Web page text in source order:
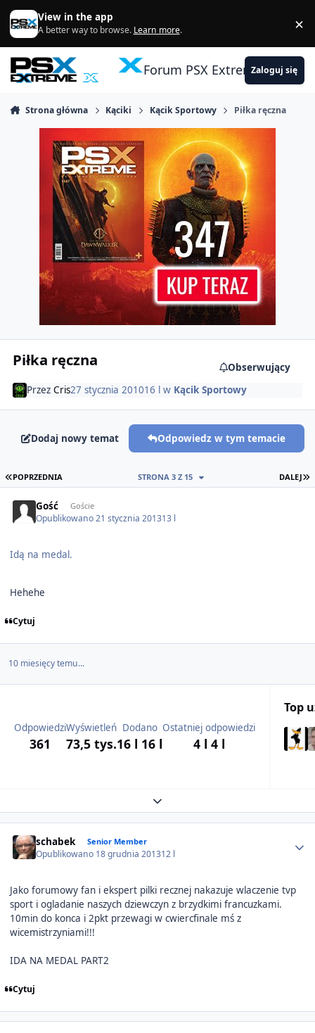
Skocz do zawartości
View in the app
A better way to browse. Learn more. ×
Forum PSX ExtremeZaloguj się
Strona główna Kąciki Kącik Sportowy Piłka ręczna
Piłka ręczna
Obserwujący
Przez Cris27 stycznia 201016 l w Kącik Sportowy
Dodaj nowy temat Odpowiedz w tym temacie
PIERWSZA STRONA
POPRZEDNIA DALEJ
STRONA 3 Z 15
Gość Goście
Opublikowano21 stycznia 201313 l
Idą na medal.
Hehehe
Cytuj
10 miesięcy temu...
Odpowiedzi
361
Wyświetleń
73,5 tys.
Dodano
16 l 16 l
Ostatniej odpowiedzi
4 l 4 l
Top
Expand topic overview
schabek Senior Member
Opublikowano 18 grudnia 201312 l
Jako forumowy fan i ekspert pilki recznej nakazuje wlaczenie tvp
sport i ogladanie naszych dziewczyn z brzydkimi francuzkami.
10min do konca i 2pkt przewagi w cwiercfinale mś z
wicemistrzyniami!!!
IDA NA MEDAL PART2
Cytuj